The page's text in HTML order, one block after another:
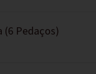
(6 Pedaços)